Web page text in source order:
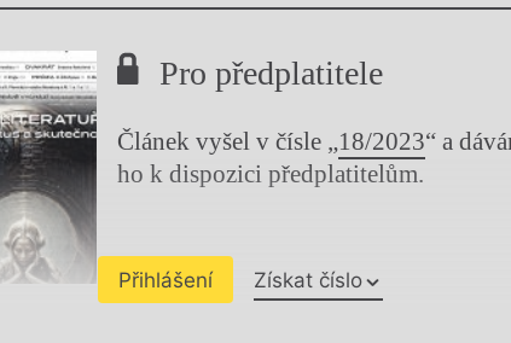
Pro předplatitele
Článek vyšel v čísle „18/2023“ a
ho k dispozici předplatitelům.
Přihlášení Získat číslo